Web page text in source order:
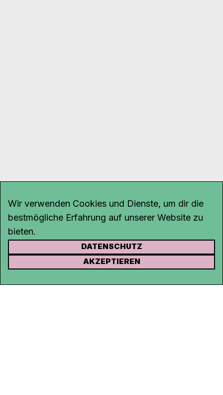
KONTAKT
Rohrerstrasse 20
Wir verwenden Cookies und Dienste, um dir die
bestmögliche Erfahrung auf unserer Website zu
bieten.
DATENSCHUTZ
AKZEPTIEREN